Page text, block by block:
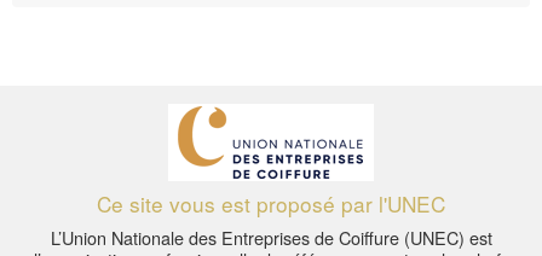
Ce site vous est proposé par l'UNEC
L’Union Nationale des Entreprises de Coiffure (UNEC) est